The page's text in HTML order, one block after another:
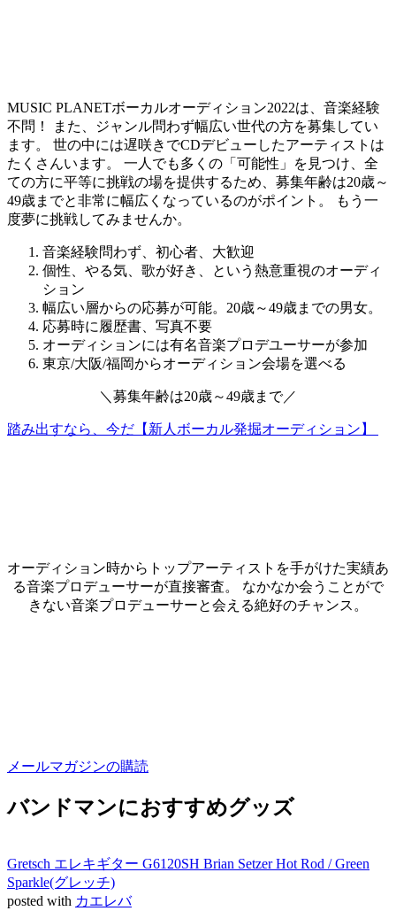
MUSIC PLANETボーカルオーディション2022は、音楽経験
不問！ また、ジャンル問わず幅広い世代の方を募集してい
ます。 世の中には遅咲きでCDデビューしたアーティストは
たくさんいます。 一人でも多くの「可能性」を見つけ、全
ての方に平等に挑戦の場を提供するため、募集年齢は20歳～
49歳までと非常に幅広くなっているのがポイント。
もう一
度夢に挑戦してみませんか。
音楽経験問わず、初心者、大歓迎
個性、やる気、歌が好き、という熱意重視のオーディ
ション
幅広い層からの応募が可能。20歳～49歳までの男女。
応募時に履歴書、写真不要
オーディションには有名音楽プロデユーサーが参加
東京/大阪/福岡からオーディション会場を選べる
＼ 募集年齢は20歳～49歳まで／
踏み出すなら、今だ【新人ボーカル発掘オーディション】
オーディション時からトップアーティストを手がけた実績あ
る音楽プロデューサーが直接審査。 なかなか会うことがで
きない音楽プロデューサーと会える絶好のチャンス。
メールマガジンの購読
バンドマンにおすすめグッズ
Gretsch エレキギター G6120SH Brian Setzer Hot Rod / Green
Sparkle(グレッチ)
posted with カエレバ